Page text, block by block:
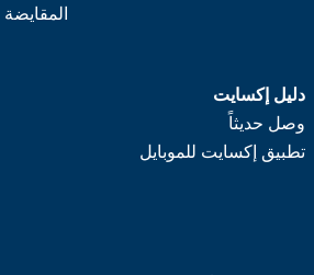
المقايضة
دليل إكسايت
وصل حديثاً
تطبيق إكسايت للموبايل